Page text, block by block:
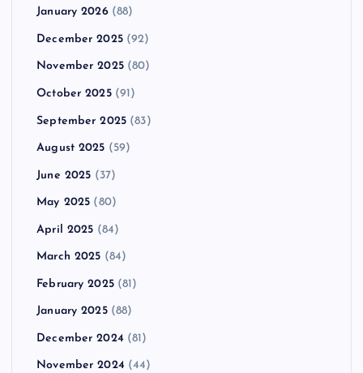
January 2026(88)
December 2025(92)
November 2025(80)
October 2025(91)
September 2025 (83)
August 2025 (59)
June 2025 (37)
May 2025 (80)
April 2025 (84)
March 2025 (84)
February 2025(81)
January 2025(88)
December 2024 (81)
November 2024 (44)